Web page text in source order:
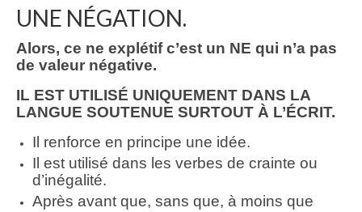
UNE NÉGATION.
Alors, ce ne explétif c’est un NE qui n’a pas
de valeur négative.
IL EST UTILISÉ UNIQUEMENT DANS LA
LANGUE SOUTENUE SURTOUT À L’ÉCRIT.
Il renforce en principe une idée.
Il est utilisé dans les verbes de crainte ou
d’inégalité.
Après avant que, sans que, à moins que